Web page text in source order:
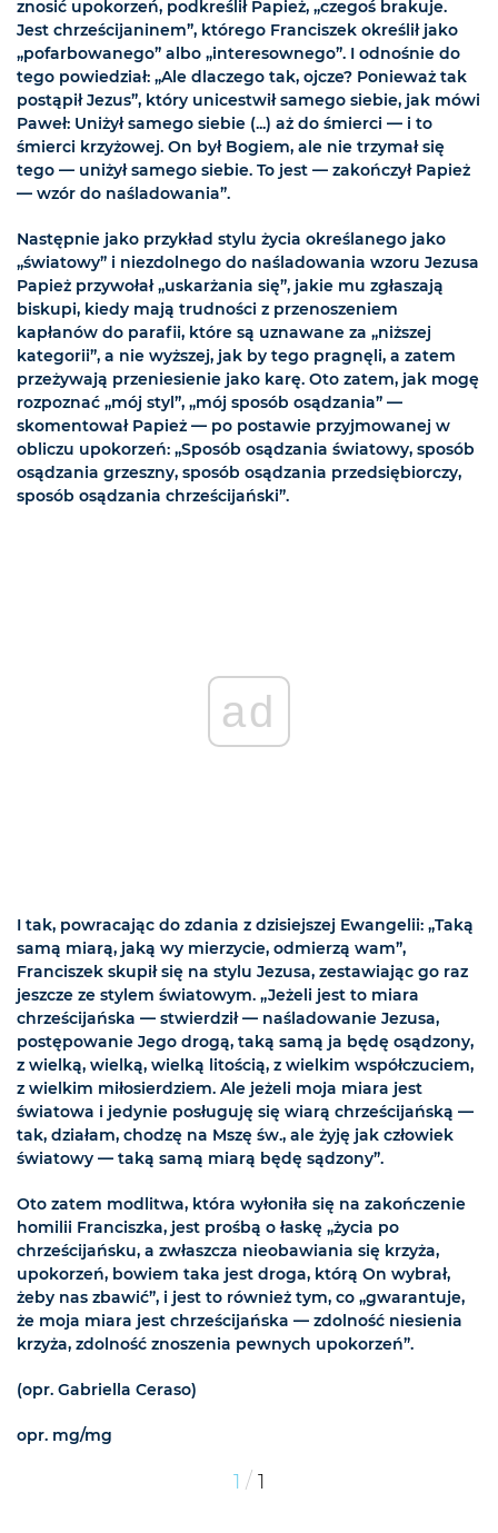
znosić upokorzeń, podkreślił Papież, „czegoś brakuje.
Jest chrześcijaninem”, którego Franciszek określił jako
„pofarbowanego” albo „interesownego”. I odnośnie do
tego powiedział: „Ale dlaczego tak, ojcze? Ponieważ tak
postąpił Jezus”, który unicestwił samego siebie, jak mówi
Paweł: Uniżył samego siebie (...) aż do śmierci — i to
śmierci krzyżowej. On był Bogiem, ale nie trzymał się
tego — uniżył samego siebie. To jest — zakończył Papież
— wzór do naśladowania”.
Następnie jako przykład stylu życia określanego jako
„światowy” i niezdolnego do naśladowania wzoru Jezusa
Papież przywołał „uskarżania się”, jakie mu zgłaszają
biskupi, kiedy mają trudności z przenoszeniem
kapłanów do parafii, które są uznawane za „niższej
kategorii”, a nie wyższej, jak by tego pragnęli, a zatem
przeżywają przeniesienie jako karę. Oto zatem, jak mogę
rozpoznać „mój styl”, „mój sposób osądzania” —
skomentował Papież — po postawie przyjmowanej w
obliczu upokorzeń: „Sposób osądzania światowy, sposób
osądzania grzeszny, sposób osądzania przedsiębiorczy,
sposób osądzania chrześcijański”.
ad
I tak, powracając do zdania z dzisiejszej Ewangelii: „Taką
samą miarą, jaką wy mierzycie, odmierzą wam”,
Franciszek skupił się na stylu Jezusa, zestawiając go raz
jeszcze ze stylem światowym. „Jeżeli jest to miara
chrześcijańska — stwierdził — naśladowanie Jezusa,
postępowanie Jego drogą, taką samą ja będę osądzony,
z wielką, wielką, wielką litością, z wielkim współczuciem,
z wielkim miłosierdziem. Ale jeżeli moja miara jest
światowa i jedynie posługuję się wiarą chrześcijańską —
tak, działam, chodzę na Mszę św., ale żyję jak człowiek
światowy — taką samą miarą będę sądzony”.
Oto zatem modlitwa, która wyłoniła się na zakończenie
homilii Franciszka, jest prośbą o łaskę „życia po
chrześcijańsku, a zwłaszcza nieobawiania się krzyża,
upokorzeń, bowiem taka jest droga, którą On wybrał,
żeby nas zbawić”, i jest to również tym, co „gwarantuje,
że moja miara jest chrześcijańska — zdolność niesienia
krzyża, zdolność znoszenia pewnych upokorzeń”.
(opr. Gabriella Ceraso)
opr. mg/mg
1 / 1